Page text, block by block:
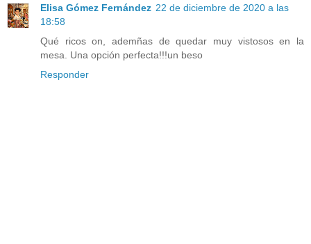
Elisa Gómez Fernández 22 de diciembre de 2020 a las
18:58
Qué ricos on, ademñas de quedar muy vistosos en la
mesa. Una opción perfecta!!!un beso
Responder